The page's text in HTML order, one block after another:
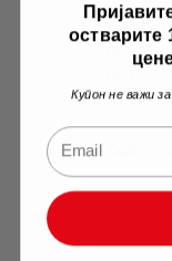
Књигу
ОВДЕ, а
остварите
Купон не важи